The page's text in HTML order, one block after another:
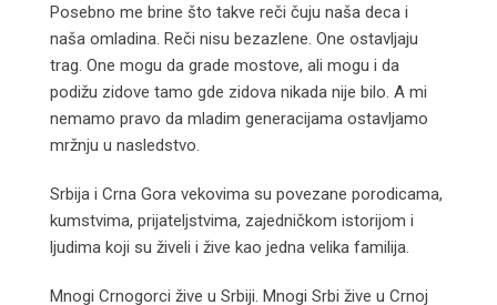
Posebno me brine što takve reči čuju naša deca i
naša omladina. Reči nisu bezazlene. One ostavljaju
trag. One mogu da grade mostove, ali mogu i da
podižu zidove tamo gde zidova nikada nije bilo. A mi
nemamo pravo da mladim generacijama ostavljamo
mržnju u nasledstvo.
Srbija i Crna Gora vekovima su povezane porodicama,
kumstvima, prijateljstvima, zajedničkom istorijom i
ljudima koji su živeli i žive kao jedna velika familija.
Mnogi Crnogorci žive u Srbiji. Mnogi Srbi žive u Crnoj